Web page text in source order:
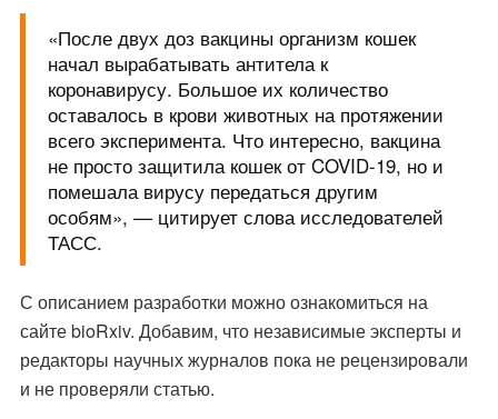
«После двух доз вакцины организм кошек
начал вырабатывать антитела к
коронавирусу. Большое их количество
оставалось в крови животных на протяжении
всего эксперимента. Что интересно, вакцина
не просто защитила кошек от COVID-19, но и
помешала вирусу передаться другим
особям», — цитирует слова исследователей
ТАСС.
С описанием разработки можно ознакомиться на
сайтеbioRxiv. Добавим, что независимые эксперты и
редакторы научных журналов пока не рецензировали
и не проверяли статью.